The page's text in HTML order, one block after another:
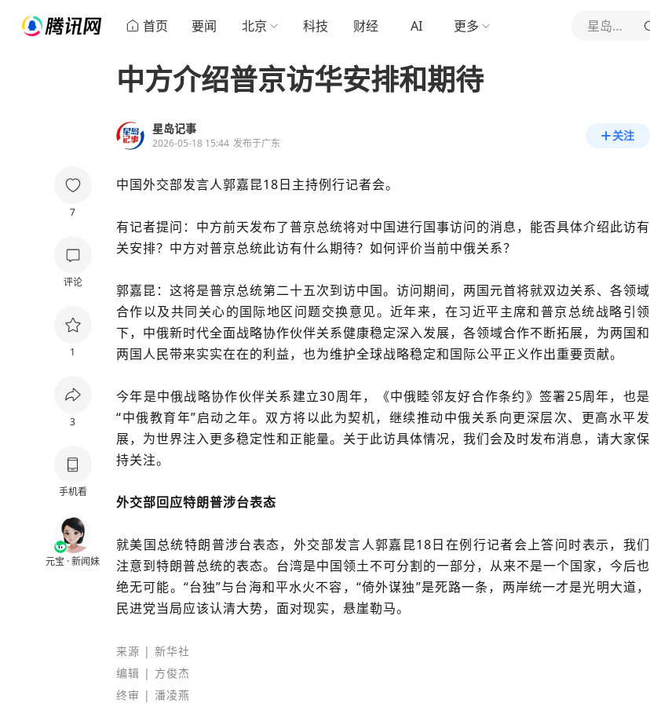
首页 要闻 北京 科技 财经 AI 更多 星岛记事
7
评论
1
3
手机看
元宝 · 新闻妹
中方介绍普京访华安排和期待
星岛记事
2026-05-18 15:44 发布于广东
关注
中国外交部发言人郭嘉昆18日主持例行记者会。
有记者提问：中方前天发布了普京总统将对中国进行国事访问的消息，能否具体介绍此访有
关安排？中方对普京总统此访有什么期待？如何评价当前中俄关系？
郭嘉昆：这将是普京总统第二十五次到访中国。访问期间，两国元首将就双边关系、各领域
合作以及共同关心的国际地区问题交换意见。近年来，在习近平主席和普京总统战略引领
下，中俄新时代全面战略协作伙伴关系健康稳定深入发展，各领域合作不断拓展，为两国和
两国人民带来实实在在的利益，也为维护全球战略稳定和国际公平正义作出重要贡献。
今年是中俄战略协作伙伴关系建立30周年，《中俄睦邻友好合作条约》签署25周年，也是
“中俄教育年”启动之年。双方将以此为契机，继续推动中俄关系向更深层次、更高水平发
展，为世界注入更多稳定性和正能量。关于此访具体情况，我们会及时发布消息，请大家保
持关注。
外交部回应特朗普涉台表态
就美国总统特朗普涉台表态，外交部发言人郭嘉昆18日在例行记者会上答问时表示，我们
注意到特朗普总统的表态。台湾是中国领土不可分割的一部分，从来不是一个国家，今后也
绝无可能。“台独”与台海和平水火不容，“倚外谋独”是死路一条，两岸统一才是光明大道，
民进党当局应该认清大势，面对现实，悬崖勒马。
来源 | 新华社
编辑 | 方俊杰
终审 | 潘凌燕